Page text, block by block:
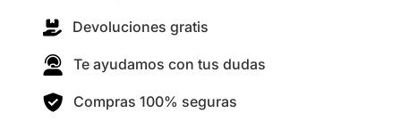
Devoluciones gratis
Te ayudamos con tus dudas
Compras 100% seguras